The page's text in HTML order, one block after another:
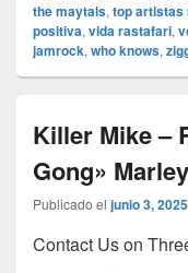
the maytals, top artistas
positiva, vida rastafari,
jamrock, who knows,
Killer Mike –
Gong»
Publicado el junio 3, 2025
Contact Us on